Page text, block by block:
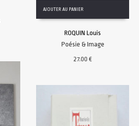
AJOUTER AU PANIER
ROQUIN Louis
Poésie & Image
27.00€